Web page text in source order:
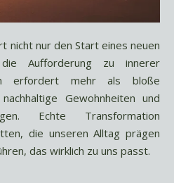
Aufforderung zu innerer
erfordert mehr als bloße
Gewohnheiten und
Echte Transformation
die unseren Alltag prägen
das wirklich zu uns passt.